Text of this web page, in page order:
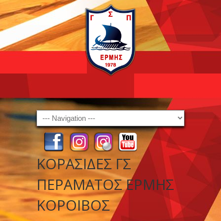
Navigation
ΚΟΡΑΣΙΔΕΣ ΓΣ
ΠΕΡΑΜΑΤΟΣ ΕΡΜΗΣ
ΚΟΡΟΙΒΟΣ